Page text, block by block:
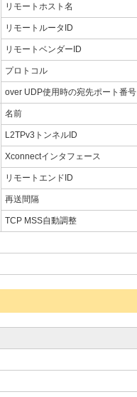
リモートホスト名
リモートルータID
リモートベンダーID
プロトコル
over UDP使用時の宛先ポート番号
名前
L2TPv3トンネルID
Xconnectインタフェース
リモートエンドID
再送間隔
TCP MSS自動調整